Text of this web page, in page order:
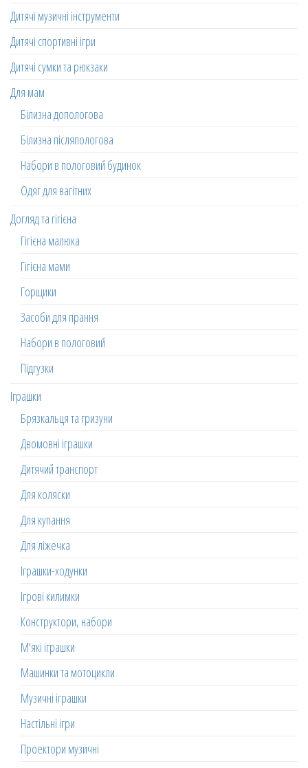
Дитячі музичні інструменти
Дитячі спортивні ігри
Дитячі сумки та рюкзаки
Для мам
Білизна допологова
Білизна післяпологова
Набори в пологовий будинок
Одяг для вагітних
Догляд та гігієна
Гігієна малюка
Гігієна мами
Горщики
Засоби для прання
Набори в пологовий
Підгузки
Іграшки
Брязкальця та гризуни
Двомовні іграшки
Дитячий транспорт
Для коляски
Для купання
Для ліжечка
Іграшки-ходунки
Ігрові килимки
Конструктори, набори
М'які іграшки
Машинки та мотоцикли
Музичні іграшки
Настільні ігри
Проектори музичні